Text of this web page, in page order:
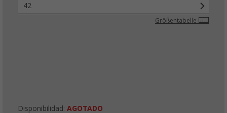
42
Größentabelle
Disponibilidad: AGOTADO